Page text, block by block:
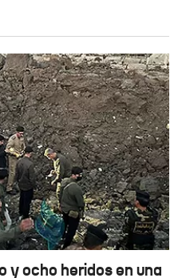
y ocho heridos en una